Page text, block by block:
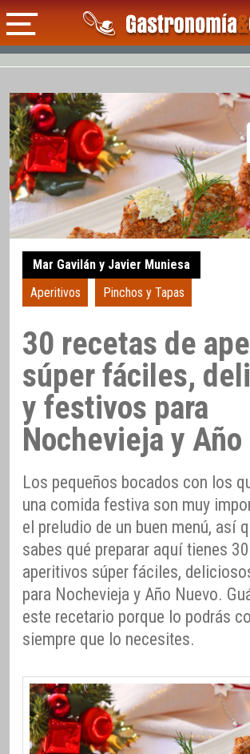
Mar Gavilán y Javier Muniesa
Aperitivos
Pinchos y Tapas
30 recetas de
súper fáciles,
y festivos para
Nochevieja y Año
Los pequeños bocados con los
una comida festiva son muy
el preludio de un buen menú, así
sabes qué preparar aquí tienes
aperitivos súper fáciles,
para Nochevieja y Año Nuevo.
este recetario porque lo podrás
siempre que lo necesites.